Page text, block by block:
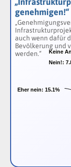
Eher nein: 15.1%
Eher nein: 15.1%
Nein!:
Nein!:
Keine
Keine
genehmigen!“
auch wenn dafür
Bevölkerung und
werden.“